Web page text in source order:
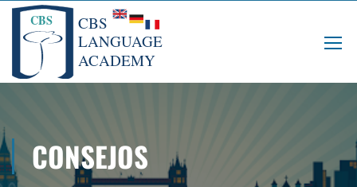
CONSEJOS